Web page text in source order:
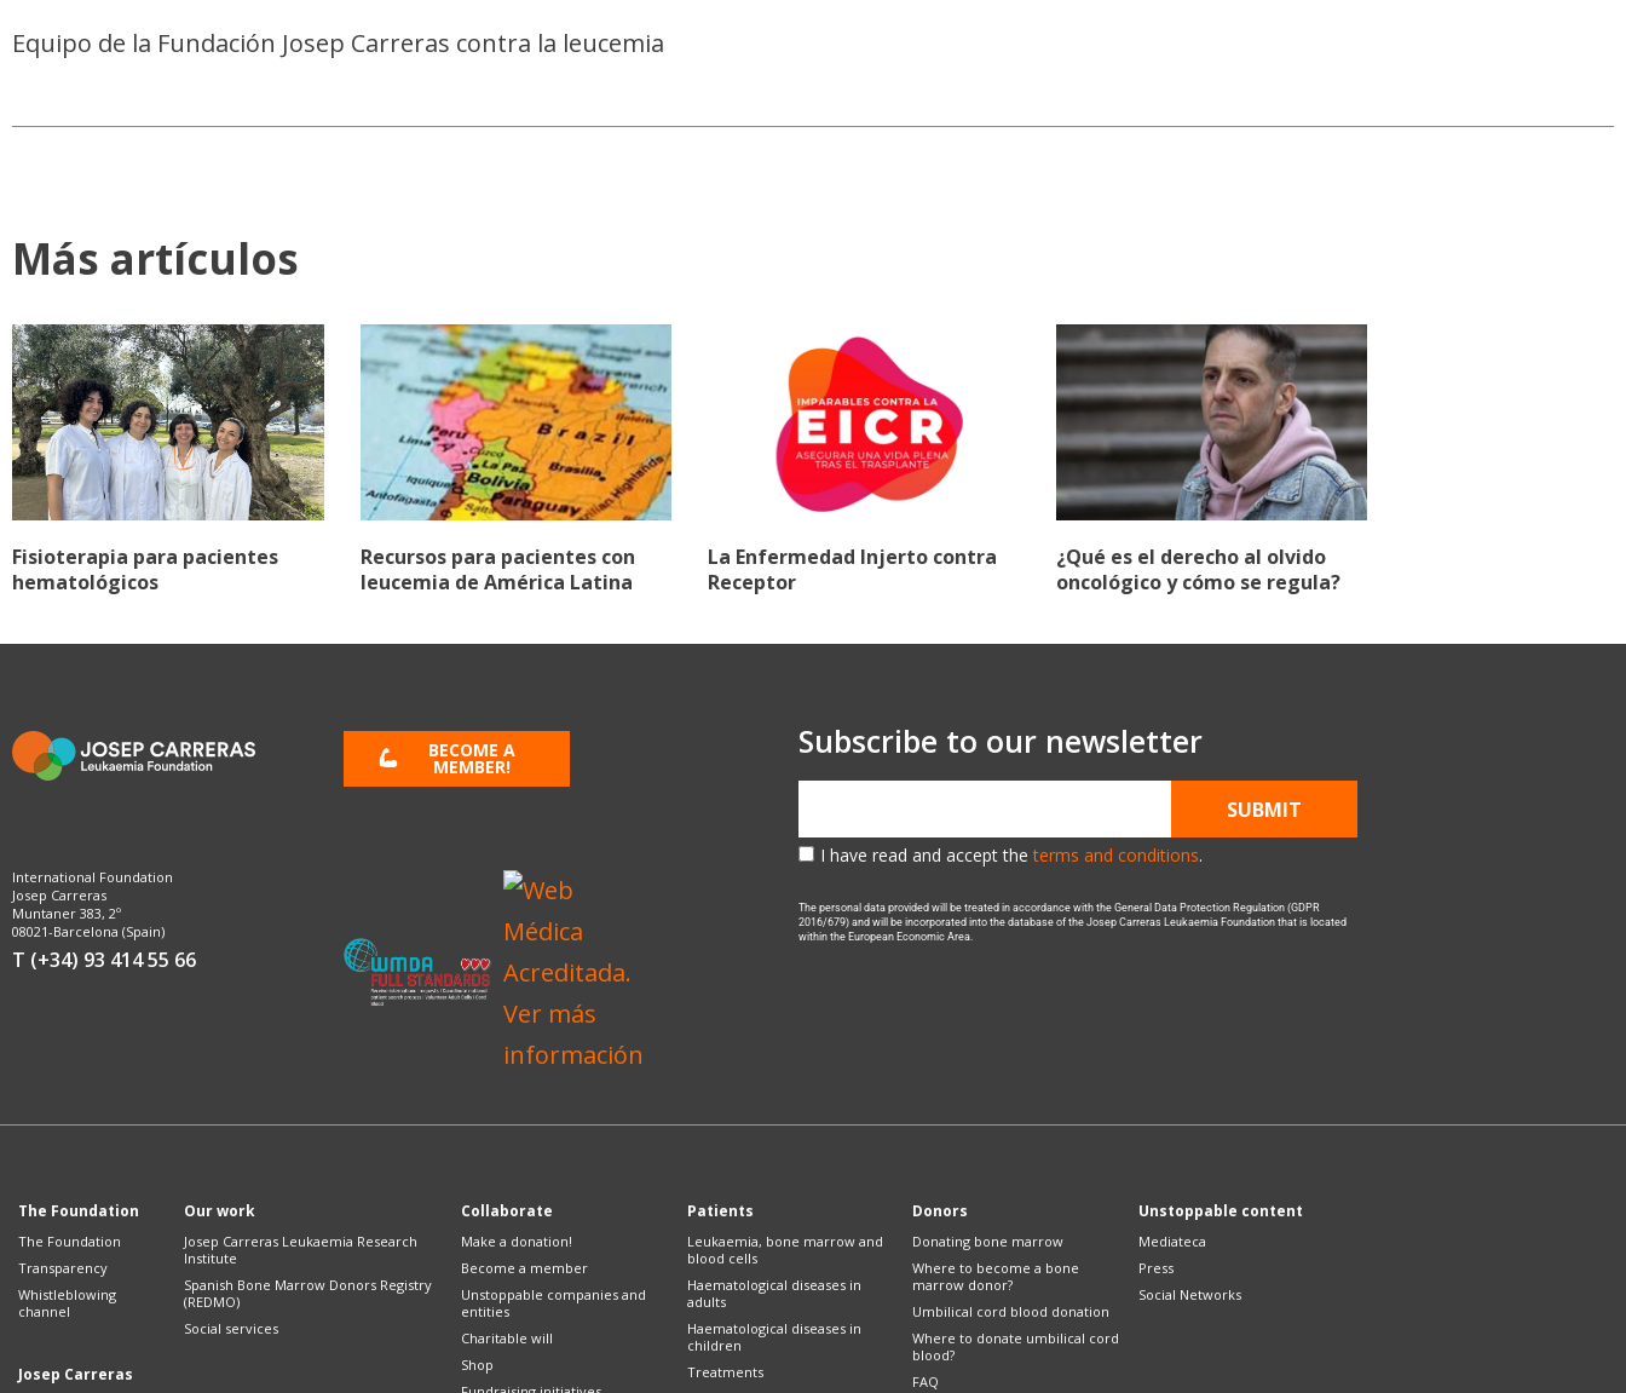
Equipo de la Fundación Josep Carreras contra la leucemia
Más artículos
Fisioterapia para pacientes
hematológicos
Recursos para pacientes con
leucemia de América Latina
La Enfermedad Injerto contra
Receptor
¿Qué es el derecho al olvido
oncológico y cómo se regula?
International Foundation
Josep Carreras
Muntaner 383, 2º
08021-Barcelona (Spain)
T (+34) 93 414 55 66
BECOME A
MEMBER!
Subscribe to our newsletter
I have read and accept theterms and conditions.
SUBMIT
The personal data provided will be treated in accordance with the General Data Protection Regulation (GDPR
2016/679) and will be incorporated into the database of the Josep Carreras Leukaemia Foundation that is located
within the European Economic Area.
The Foundation
The Foundation
Transparency
Whistleblowing
channel
Josep Carreras
Our work
Josep Carreras Leukaemia Research
Institute
Spanish Bone Marrow Donors Registry
(REDMO)
Social services
Collaborate
Make a donation!
Become a member
Unstoppable companies and
entities
Charitable will
Shop
Patients
Leukaemia, bone marrow and
blood cells
Haematological diseases in
adults
Haematological diseases in
children
Treatments
Donors
Donating bone marrow
Where to become a bone
marrow donor?
Umbilical cord blood donation
Where to donate umbilical cord
blood?
FAQ
Unstoppable content
Mediateca
Press
Social Networks